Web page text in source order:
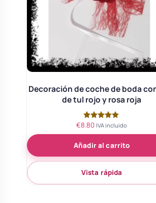
Decoración de coche de boda
de tul rojo y rosa roja
Valorado
de 5
€8.80 IVA incluido
Añadir al carrito
Vista rápida